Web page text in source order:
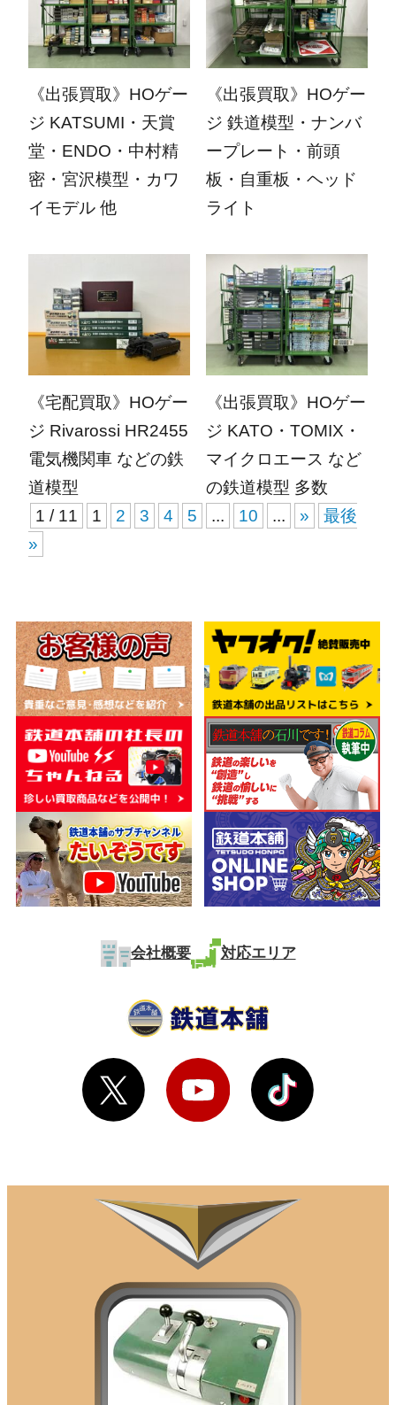
2026.01.13
《出張買取》HOゲー
ジ KATSUMI・天賞
堂・ENDO・中村精
密・宮沢模型・カワ
イモデル 他
2025.11.25
《出張買取》HOゲー
ジ 鉄道模型・ナンバ
ープレート・前頭
板・自重板・ヘッド
ライト
《宅配買取》HOゲー
ジ Rivarossi HR2455
電気機関車 などの鉄
道模型
2025.10.06
《出張買取》HOゲー
ジ KATO・TOMIX・
マイクロエース など
の鉄道模型 多数
1 / 11
1 2 3 4 5 ... 10 ... »
最後
»
会社概要 対応エリア